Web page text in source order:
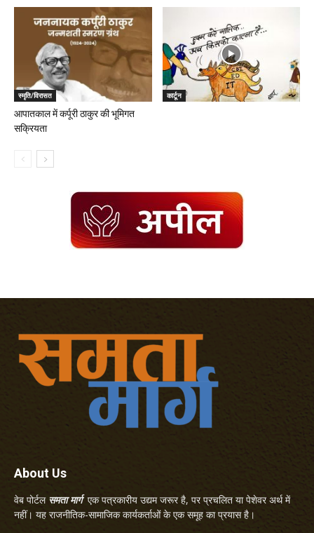
स्मृति/विरासत
आपातकाल में कर्पूरी ठाकुर की भूमिगत
सक्रियता
कार्टून
About Us
वेब पोर्टल समता मार्गएक पत्रकारीय उद्यम जरूर है, पर प्रचलित या पेशेवर अर्थ में
नहीं। यह राजनीतिक-सामाजिक कार्यकर्ताओं के एक समूह का प्रयास है।